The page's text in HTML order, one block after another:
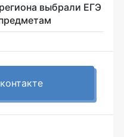
выбрали ЕГЭ